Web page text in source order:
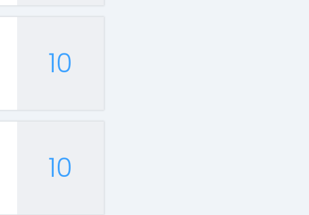
10
10